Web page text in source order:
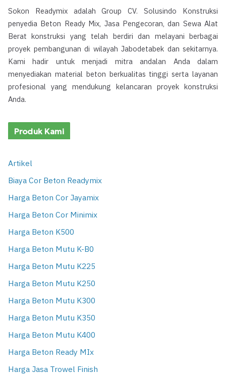
Sokon Readymix adalah Group CV. Solusindo Konstruksi
penyedia Beton Ready Mix, Jasa Pengecoran, dan Sewa Alat
Berat konstruksi yang telah berdiri dan melayani berbagai
proyek pembangunan di wilayah Jabodetabek dan sekitarnya.
Kami hadir untuk menjadi mitra andalan Anda dalam
menyediakan material beton berkualitas tinggi serta layanan
profesional yang mendukung kelancaran proyek konstruksi
Anda.
Produk Kami
Artikel
Biaya Cor Beton Readymix
Harga Beton Cor Jayamix
Harga Beton Cor Minimix
Harga Beton K500
Harga Beton Mutu K-B0
Harga Beton Mutu K225
Harga Beton Mutu K250
Harga Beton Mutu K300
Harga Beton Mutu K350
Harga Beton Mutu K400
Harga Beton Ready MIx
Harga Jasa Trowel Finish